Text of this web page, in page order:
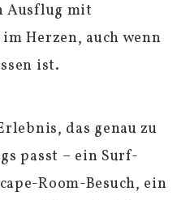
Ausflug mit
Herzen, auch wenn
ist.
das genau zu
passt – ein Surf-
Room-Besuch, ein